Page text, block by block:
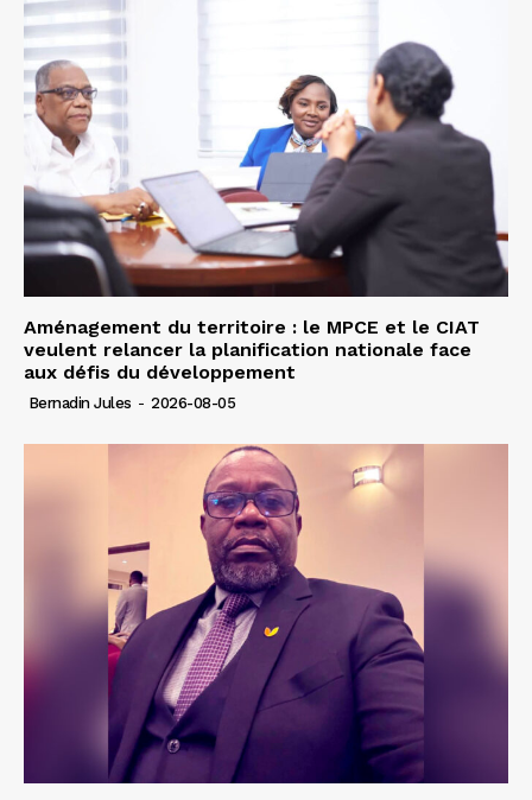
Aménagement du territoire : le MPCE et le CIAT
veulent relancer la planification nationale face
aux défis du développement
Bernadin Jules - 2026-08-05